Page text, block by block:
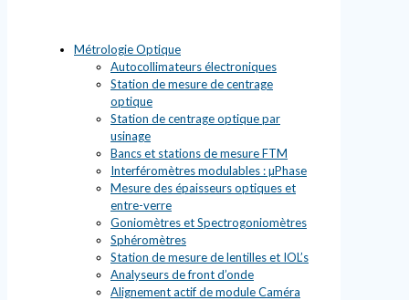
Métrologie Optique
Autocollimateurs électroniques
Station de mesure de centrage
optique
Station de centrage optique par
usinage
Bancs et stations de mesure FTM
Interféromètres modulables : µPhase
Mesure des épaisseurs optiques et
entre-verre
Goniomètres et Spectrogoniomètres
Sphéromètres
Station de mesure de lentilles et IOL’s
Analyseurs de front d’onde
Alignement actif de module Caméra